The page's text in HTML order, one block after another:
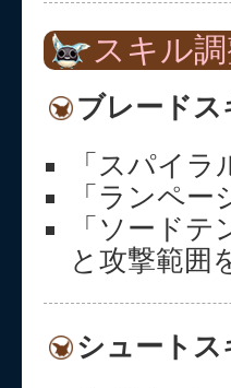
スキル
ブレードス
「スパイ
「ランペ
「ソード
と攻撃範囲
シュートス